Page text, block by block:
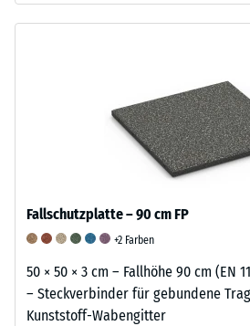
Fallschutzplatte – 90 cm FP
+2 Farben
50 × 50 × 3 cm – Fallhöhe 90 cm (EN
– Steckverbinder für gebundene
Kunststoff-Wabengitter